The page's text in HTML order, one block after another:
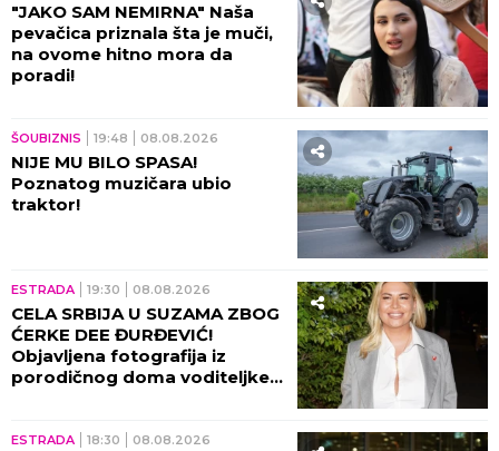
"JAKO SAM NEMIRNA" Naša
pevačica priznala šta je muči,
na ovome hitno mora da
poradi!
ŠOUBIZNIS 19:48 08.08.2026
NIJE MU BILO SPASA!
Poznatog muzičara ubio
traktor!
ESTRADA 19:30 08.08.2026
CELA SRBIJA U SUZAMA ZBOG
ĆERKE DEE ĐURĐEVIĆ!
Objavljena fotografija iz
porodičnog doma voditeljke,
ESTRADA 18:30 08.08.2026